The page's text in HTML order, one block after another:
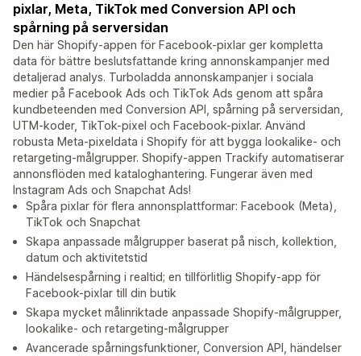
pixlar, Meta, TikTok med Conversion API och
spårning på serversidan
Den här Shopify-appen för Facebook-pixlar ger kompletta
data för bättre beslutsfattande kring annonskampanjer med
detaljerad analys. Turboladda annonskampanjer i sociala
medier på Facebook Ads och TikTok Ads genom att spåra
kundbeteenden med Conversion API, spårning på serversidan,
UTM-koder, TikTok-pixel och Facebook-pixlar. Använd
robusta Meta-pixeldata i Shopify för att bygga lookalike- och
retargeting-målgrupper. Shopify-appen Trackify automatiserar
annonsflöden med kataloghantering. Fungerar även med
Instagram Ads och Snapchat Ads!
Spåra pixlar för flera annonsplattformar: Facebook (Meta),
TikTok och Snapchat
Skapa anpassade målgrupper baserat på nisch, kollektion,
datum och aktivitetstid
Händelsespårning i realtid; en tillförlitlig Shopify-app för
Facebook-pixlar till din butik
Skapa mycket målinriktade anpassade Shopify-målgrupper,
lookalike- och retargeting-målgrupper
Avancerade spårningsfunktioner, Conversion API, händelser